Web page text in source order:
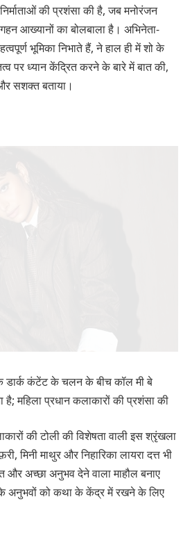
की प्रशंसा की है, जब मनोरंजन
आख्यानों का बोलबाला है। अभिनेता-
भूमिका निभाते हैं, ने हाल ही में शो के
पर ध्यान केंद्रित करने के बारे में बात की,
सशक्त बताया।
डार्क कंटेंट के चलन के बीच कॉल मी बे
महिला प्रधान कलाकारों की प्रशंसा की
की टोली की विशेषता वाली इस श्रृंखला
मिनी माथुर और निहारिका लायरा दत्त भी
और अच्छा अनुभव देने वाला माहौल बनाए
अनुभवों को कथा के केंद्र में रखने के लिए